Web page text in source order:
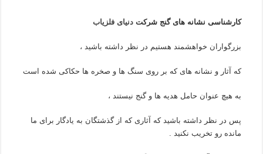
کارشناسی نشانه های گنج شرکتدنیای فلزیاب
بزرگواران خواهشمند هستیم در نظر داشته باشید ،
که آثار و نشانه های که بر روی سنگ ها و صخره ها حکاکی شده است
به هیچ عنوان حامل هدیه ها و گنج نیستند ،
پس در نظر داشته باشید که آثاری که از گذشتگان به یادگار برای ما
مانده رو تخریب نکنید .